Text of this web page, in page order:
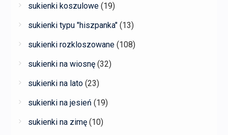
sukienki koszulowe (19)
sukienki typu "hiszpanka" (13)
sukienki rozkloszowane (108)
sukienki na wiosnę (32)
sukienki na lato (23)
sukienki na jesień (19)
sukienki na zimę (10)